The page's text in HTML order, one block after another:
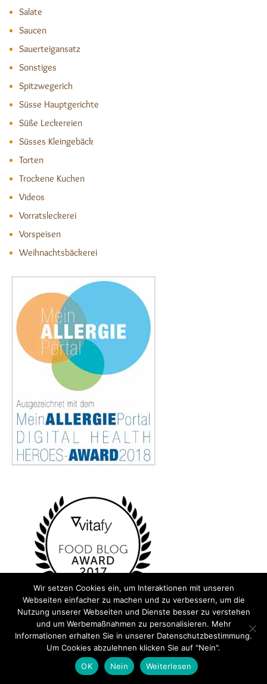
Salate
Saucen
Sauerteigansatz
Sonstiges
Spitzwegerich
Süsse Hauptgerichte
Süße Leckereien
Süsses Kleingebäck
Torten
Trockene Kuchen
Videos
Vorratsleckerei
Vorspeisen
Weihnachtsbäckerei
Wir setzen Cookies ein, um Interaktionen mit unseren
Webseiten einfacher zu machen und zu verbessern, um die
Nutzung unserer Webseiten und Dienste besser zu verstehen
und um Werbemaßnahmen zu personalisieren. Mehr
Informationen erhalten Sie in unserer Datenschutzbestimmung.
Um Cookies abzulehnen klicken Sie auf "Nein".
OK
Nein Weiterlesen